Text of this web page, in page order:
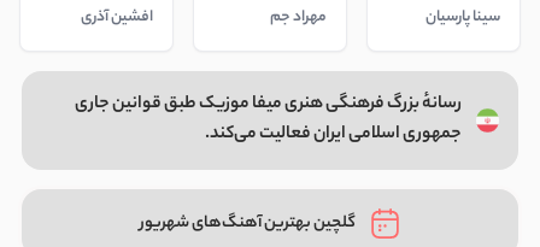
سینا پارسیان مهراد جم افشین آذری
رسانهٔ بزرگ فرهنگی هنری میفا موزیک طبق قوانین جاری
جمهوری اسلامی ایران فعالیت می‌کند.
گلچین بهترین آهنگ‌های شهریور